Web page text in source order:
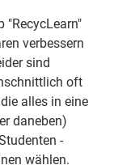
"RecycLearn"
verbessern
sind
oft
alles in eine
daneben)
-
wählen.